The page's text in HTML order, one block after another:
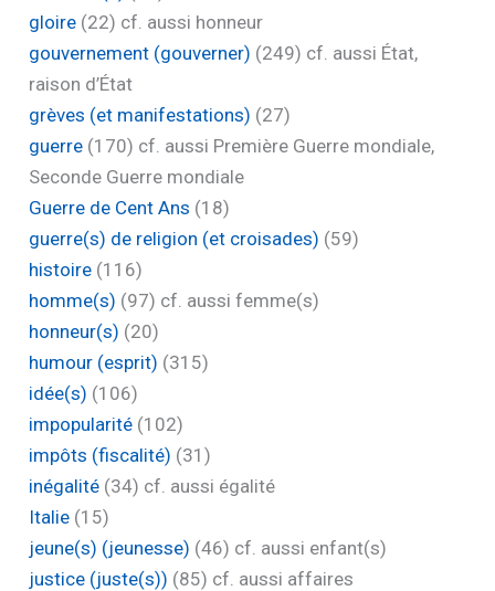
gloire (22) cf. aussi honneur
gouvernement (gouverner) (249) cf. aussi État,
raison d’État
grèves (et manifestations) (27)
guerre (170) cf. aussi Première Guerre mondiale,
Seconde Guerre mondiale
Guerre de Cent Ans (18)
guerre(s) de religion (et croisades) (59)
histoire (116)
homme(s) (97) cf. aussi femme(s)
honneur(s) (20)
humour (esprit) (315)
idée(s) (106)
impopularité (102)
impôts (fiscalité) (31)
inégalité (34) cf. aussi égalité
Italie (15)
jeune(s) (jeunesse) (46) cf. aussi enfant(s)
justice (juste(s)) (85) cf. aussi affaires